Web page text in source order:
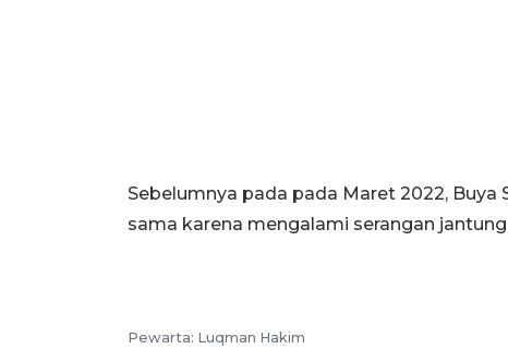
Sebelumnya pada pada Maret 2022,
sama karena mengalami serangan
Pewarta: Luqman Hakim